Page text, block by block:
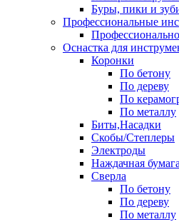
Буры, пики и
Профессиональные
Оснастка для
Коронки
По бетону
По дереву
По
По металлу
Биты,Насадки
Скобы/Степлеры
Электроды
Наждачная бумага
Сверла
По бетону
По дереву
По металлу